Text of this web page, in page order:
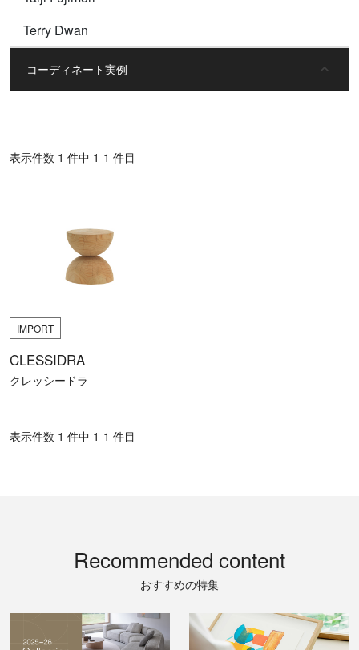
Terry Dwan
コーディネート実例
表⽰件数 1 件中 1-1 件目
IMPORT
CLESSIDRA
クレッシードラ
表⽰件数 1 件中 1-1 件目
Recommended content
おすすめの特集